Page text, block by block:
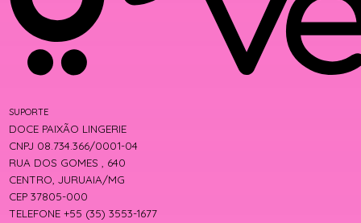
SUPORTE
DOCE PAIXÃO LINGERIE
CNPJ 08.734.366/0001-04
RUA DOS GOMES , 640
CENTRO, JURUAIA/MG
CEP 37805-000
TELEFONE +55 (35) 3553-1677